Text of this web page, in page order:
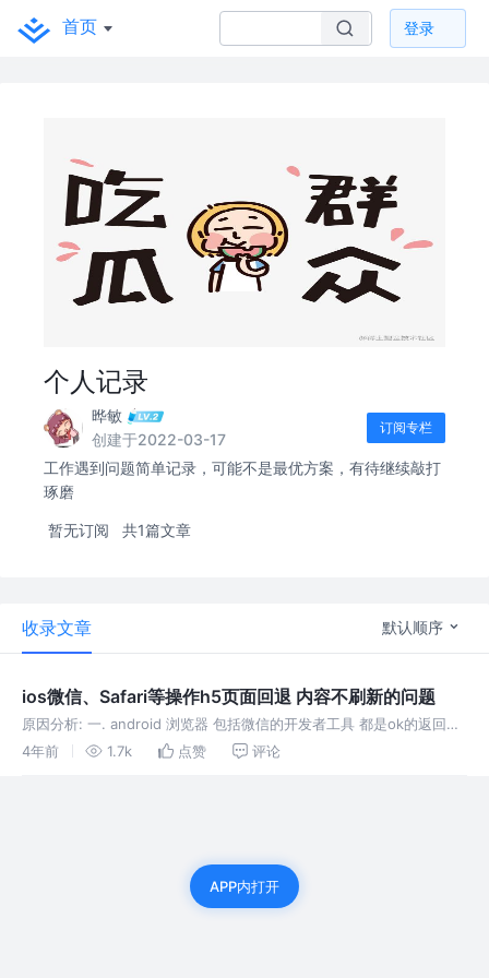
首页 登录
个人记录
晔敏
创建于2022-03-17
订阅专栏
工作遇到问题简单记录，可能不是最优方案，有待继续敲打
琢磨
暂无订阅 共1篇文章
收录文章 默认顺序
ios微信、Safari等操作h5页面回退 内容不刷新的问题
原因分析: 一. android 浏览器 包括微信的开发者工具 都是ok的返回可
以刷新页面但是唯有iOS不行. 二.iOS 浏览器原因：history.go(-1)返回
4年前 1.7k 点赞 评论
APP内打开